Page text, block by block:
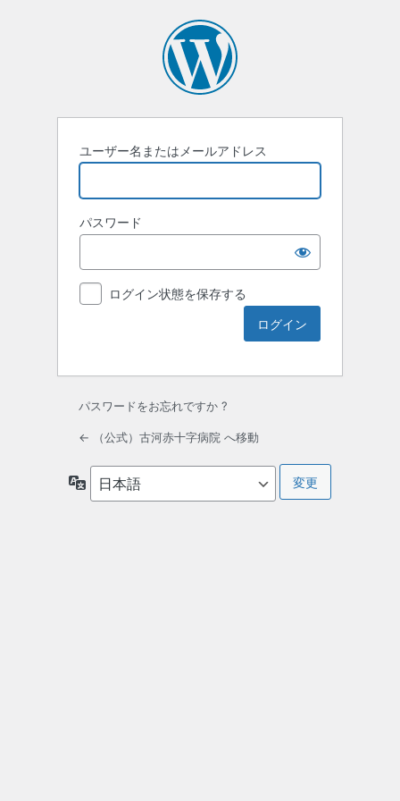
ユーザー名またはメールアドレス
パスワード
ログイン状態を保存する
パスワードをお忘れですか ?
← （公式）古河赤十字病院 へ移動
語